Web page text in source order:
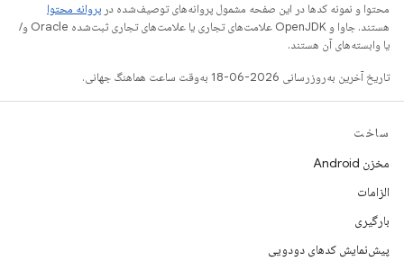
محتوا و نمونه کدها در این صفحه مشمول پروانه‌های توصیف‌شده در پروانه محتوا
هستند. جاوا و OpenJDK علامت‌های تجاری یا علامت‌های تجاری ثبت‌شده Oracle و/
یا وابسته‌های آن هستند.
تاریخ آخرین به‌روزرسانی 2026-06-18 به‌وقت ساعت هماهنگ جهانی.
ساخت
مخزن Android
الزامات
بارگیری
پیش‌نمایش کدهای دودویی